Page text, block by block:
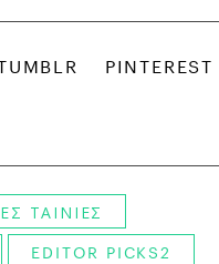
ΤΑΙΝΙΕΣ
EDITOR PICKS2